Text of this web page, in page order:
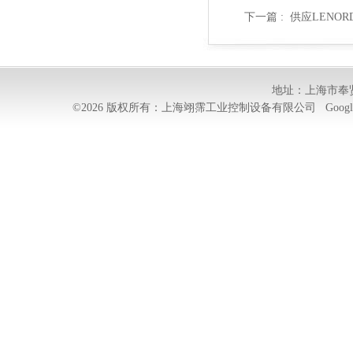
下一篇 : 供应
地址：上海市奉
©2026 版权所有：上海翊霈工业控制设备有限公司